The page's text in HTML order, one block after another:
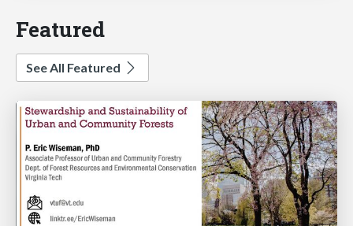
Featured
See All Featured